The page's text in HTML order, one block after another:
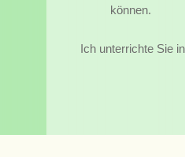
können.
Ich unterrichte Sie